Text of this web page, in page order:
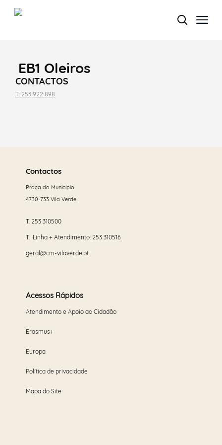
Termo de Pesquisa
Filtros
EB1 Oleiros
CONTACTOS
T: 253 922 898
maisContactos
Praça do Município
4730-733 Vila Verde
T. 253 310500
T. Linha + Atendimento: 253 310516
geral@cm-vilaverde.pt
Acessos Rápidos
Atendimento e Apoio ao Cidadão
Erasmus+
Europa
Política de privacidade
Mapa do Site